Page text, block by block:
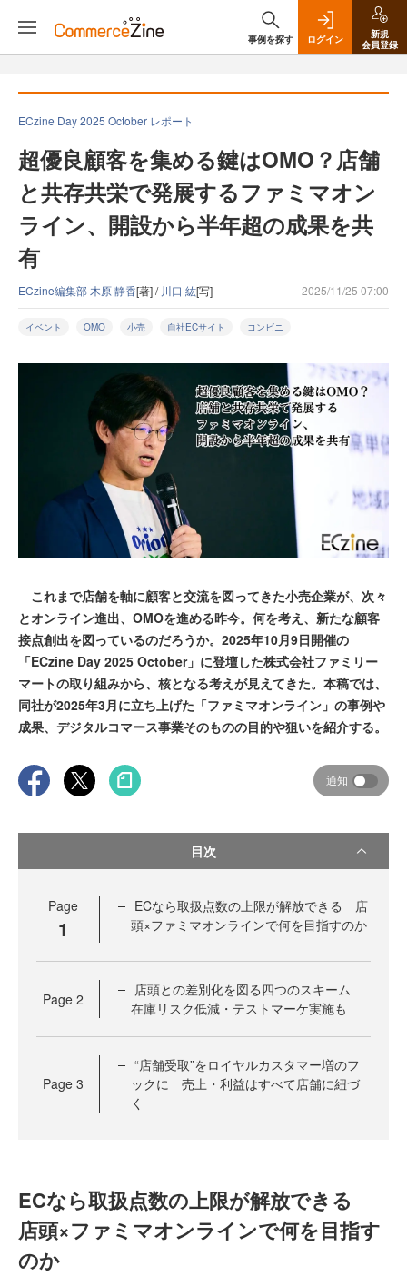
事例を探す ログイン
新規
会員登録
ECzine Day 2025 October レポート
超優良顧客を集める鍵はOMO？店舗
と共存共栄で発展するファミマオン
ライン、開設から半年超の成果を共
有
ECzine編集部 木原 静香[著] / 川口 紘[写] 2025/11/25 07:00
イベント OMO 小売 自社ECサイト コンビニ
これまで店舗を軸に顧客と交流を図ってきた小売企業が、次々
とオンライン進出、OMOを進める昨今。何を考え、新たな顧客
接点創出を図っているのだろうか。2025年10月9日開催の
「ECzine Day 2025 October」に登壇した株式会社ファミリー
マートの取り組みから、核となる考えが見えてきた。本稿では、
同社が2025年3月に立ち上げた「ファミマオンライン」の事例や
成果、デジタルコマース事業そのものの目的や狙いを紹介する。
通知
目次
Page
1
ECなら取扱点数の上限が解放できる 店
頭×ファミマオンラインで何を目指すのか
Page 2
店頭との差別化を図る四つのスキーム
在庫リスク低減・テストマーケ実施も
Page 3
“店舗受取”をロイヤルカスタマー増のフ
ックに 売上・利益はすべて店舗に紐づ
く
ECなら取扱点数の上限が解放できる
店頭×ファミマオンラインで何を目指す
のか